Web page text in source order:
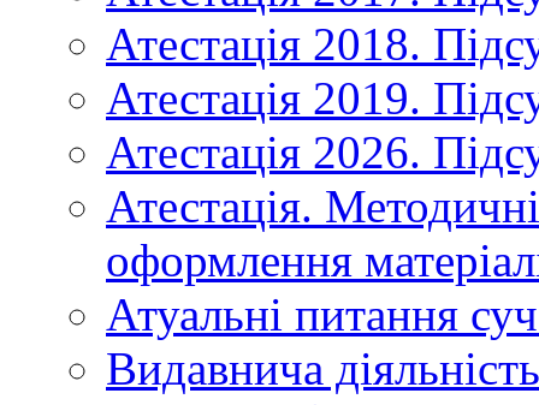
Атестація 2018.
Атестація 2019.
Атестація 2026.
Атестація.
оформлення
Атуальні питання
Видавнича діяльність